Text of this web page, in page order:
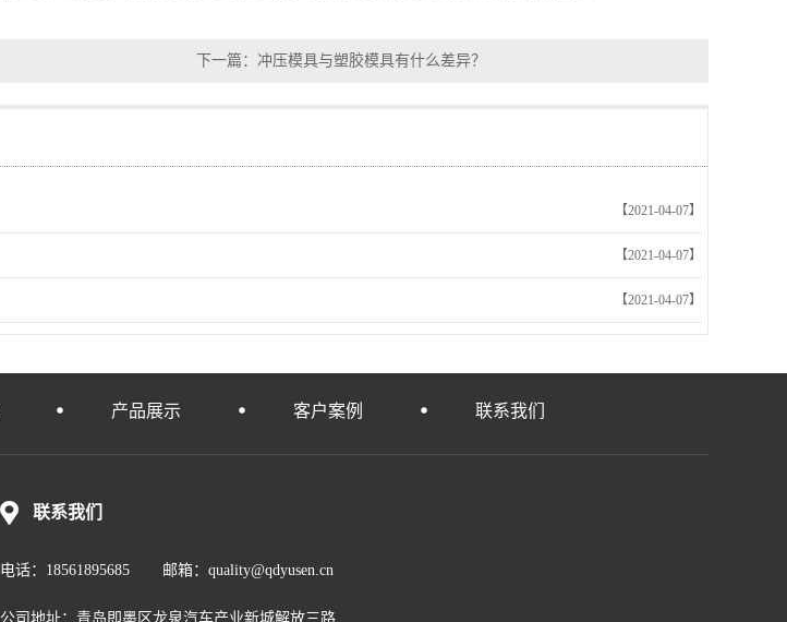
下一篇： 冲压模具与塑胶模具有什么差异？
【2021-04-07】
【2021-04-07】
【2021-04-07】
产品展示 客户案例 联系我们
联系我们
电话：18561895685 邮箱：quality@qdyusen.cn
公司地址：青岛即墨区龙泉汽车产业新城解放三路